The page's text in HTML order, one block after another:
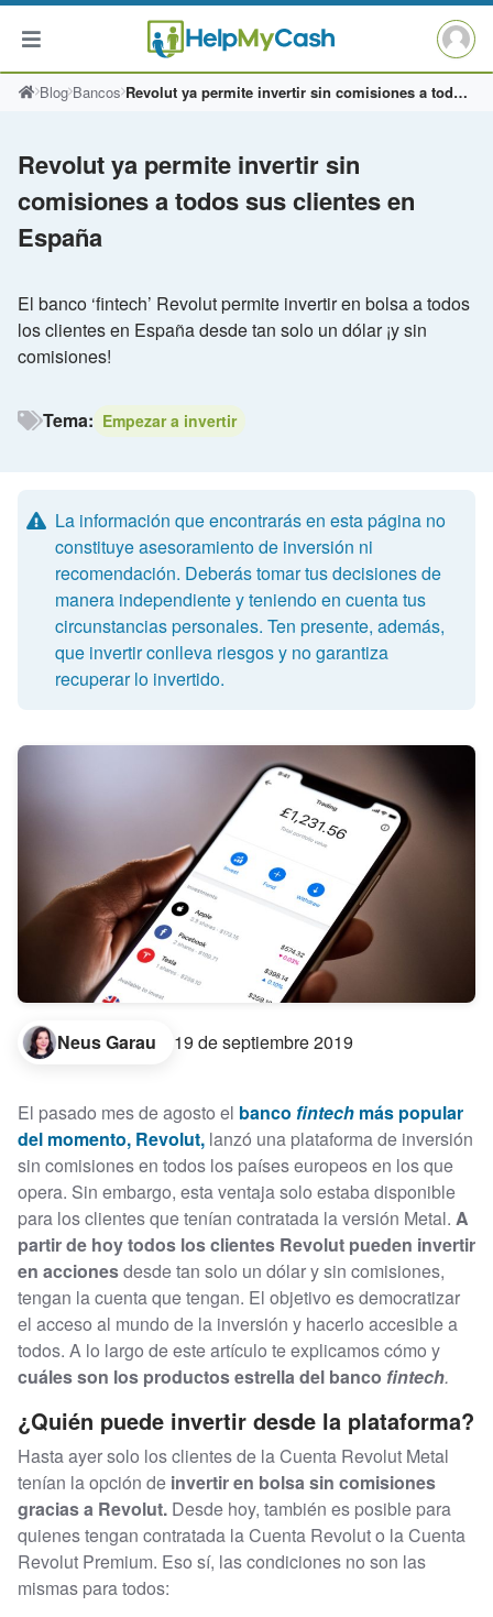
SaltarBlog Bancos Revolut ya permite invertir sin comisiones a todos sus clientes en España
Revolut ya permite invertir sin
comisiones a todos sus clientes en
España
El banco ‘fintech’ Revolut permite invertir en bolsa a todos
los clientes en España desde tan solo un dólar ¡y sin
comisiones!
Tema: Empezar a invertir
La información que encontrarás en esta página no
constituye asesoramiento de inversión ni
recomendación. Deberás tomar tus decisiones de
manera independiente y teniendo en cuenta tus
circunstancias personales. Ten presente, además,
que invertir conlleva riesgos y no garantiza
recuperar lo invertido.
Neus Garau 19 de septiembre 2019
El pasado mes de agosto el banco fintech más popular
del momento, Revolut, lanzó una plataforma de inversión
sin comisiones en todos los países europeos en los que
opera. Sin embargo, esta ventaja solo estaba disponible
para los clientes que tenían contratada la versión Metal. A
partir de hoy todos los clientes Revolut pueden invertir
en accionesdesde tan solo un dólar y sin comisiones,
tengan la cuenta que tengan. El objetivo es democratizar
el acceso al mundo de la inversión y hacerlo accesible a
todos. A lo largo de este artículo te explicamos cómo y
cuáles son los productos estrella del banco fintech.
¿Quién puede invertir desde la plataforma?
Hasta ayer solo los clientes de la Cuenta Revolut Metal
tenían la opción de invertir en bolsa sin comisiones
gracias a Revolut. Desde hoy, también es posible para
quienes tengan contratada la Cuenta Revolut o la Cuenta
Revolut Premium. Eso sí, las condiciones no son las
mismas para todos: